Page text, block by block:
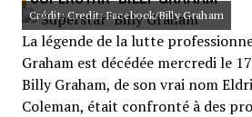
Crédit: Credit: Facebook/Billy Graham
La légende de la lutte
Graham est décédée mercredi le
Billy Graham, de son vrai nom
Coleman, était confronté à des